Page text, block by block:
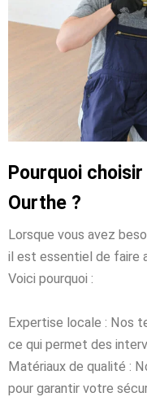
Pourquoi
Ourthe ?
Lorsque vous avez
il est essentiel de faire
Voici pourquoi :
Expertise locale : Nos
ce qui permet des
Matériaux de qualité :
pour garantir votre